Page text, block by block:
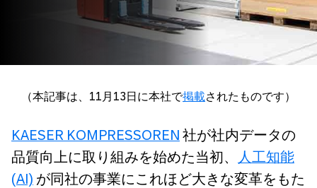
（本記事は、11月13日に本社で掲載されたものです）
KAESER KOMPRESSOREN 社が社内データの
品質向上に取り組みを始めた当初、
人工知能
(AI) が同社の事業にこれほど大きな変革をもた